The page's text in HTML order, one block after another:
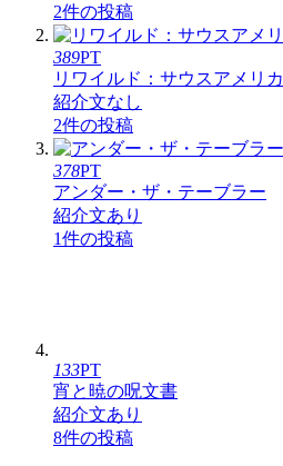
2件の投稿
389PT
リワイルド：サウスアメリカ
紹介文なし
2件の投稿
378PT
アンダー・ザ・テーブラー
紹介文あり
1件の投稿
133PT
宵と暁の呪文書
紹介文あり
8件の投稿